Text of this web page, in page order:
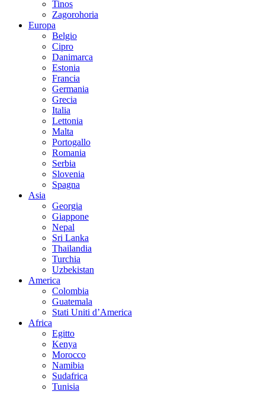
Tinos
Zagorohoria
Europa
Belgio
Cipro
Danimarca
Estonia
Francia
Germania
Grecia
Italia
Lettonia
Malta
Portogallo
Romania
Serbia
Slovenia
Spagna
Asia
Georgia
Giappone
Nepal
Sri Lanka
Thailandia
Turchia
Uzbekistan
America
Colombia
Guatemala
Stati Uniti d’America
Africa
Egitto
Kenya
Morocco
Namibia
Sudafrica
Tunisia